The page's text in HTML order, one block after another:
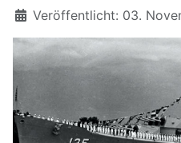
Details
Veröffentlicht: 03.